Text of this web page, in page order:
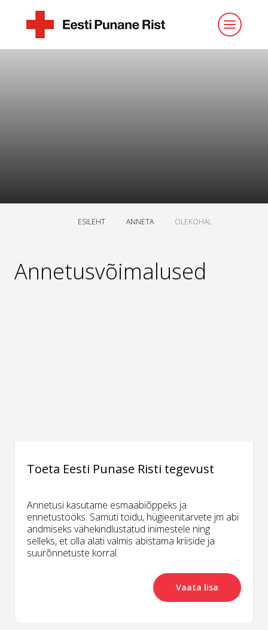
ESILEHT ANNETA OLEKOHAL
Annetusvõimalused
Toeta Eesti Punase Risti tegevust
Annetusi kasutame esmaabiõppeks ja
ennetustööks. Samuti toidu, hügieenitarvete jm abi
andmiseks vähekindlustatud inimestele ning
selleks, et olla alati valmis abistama kriiside ja
suurõnnetuste korral.
Vaata lisa